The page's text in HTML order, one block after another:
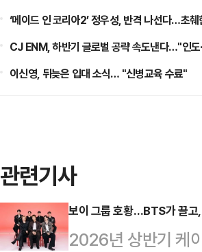
‘메이드 인 코리아2’ 정우성, 반격 나선다…초췌
CJ ENM, 하반기 글로벌 공략 속도낸다…"인도
이신영, 뒤늦은 입대 소식… "신병교육 수료"
관련기사
보이 그룹 호황…BTS가 끌고
2026년 상반기 케